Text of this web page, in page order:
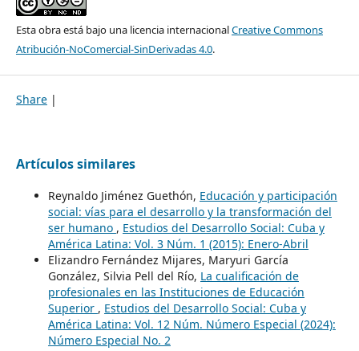
Esta obra está bajo una licencia internacionalCreative Commons
Atribución-NoComercial-SinDerivadas 4.0.
Share |
Artículos similares
Reynaldo Jiménez Guethón, Educación y participación
social: vías para el desarrollo y la transformación del
ser humano , Estudios del Desarrollo Social: Cuba y
América Latina: Vol. 3 Núm. 1 (2015): Enero-Abril
Elizandro Fernández Mijares, Maryuri García
González, Silvia Pell del Río, La cualificación de
profesionales en las Instituciones de Educación
Superior , Estudios del Desarrollo Social: Cuba y
América Latina: Vol. 12 Núm. Número Especial (2024):
Número Especial No. 2